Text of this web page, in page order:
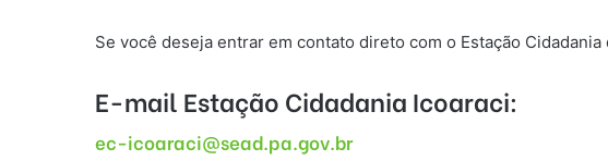
Se você deseja entrar em contato direto com o Estação
E-mail Estação Cidadania Icoaraci:
ec-icoaraci@sead.pa.gov.br